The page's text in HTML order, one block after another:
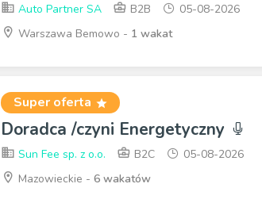
Auto Partner SA B2B
05-08-2026
Warszawa Bemowo - 1 wakat
Super oferta
Doradca /czyni Energetyczny
Sun Fee sp. z o.o. B2C
05-08-2026
Mazowieckie - 6 wakatów